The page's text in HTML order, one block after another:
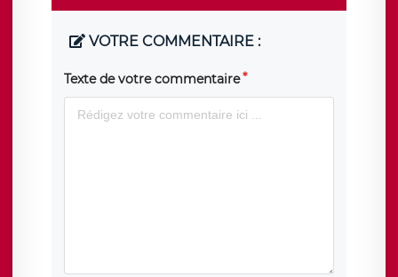
VOTRE COMMENTAIRE :
Texte de votre commentaire